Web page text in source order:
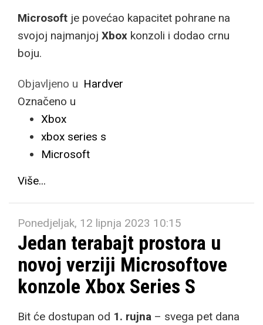
Microsoft je povećao kapacitet pohrane na
svojoj najmanjoj Xbox konzoli i dodao crnu
boju.
Objavljeno u Hardver
Označeno u
Xbox
xbox series s
Microsoft
Više...
Ponedjeljak, 12 lipnja 2023 10:15
Jedan terabajt prostora u
novoj verziji Microsoftove
konzole Xbox Series S
Bit će dostupan od 1. rujna – svega pet dana